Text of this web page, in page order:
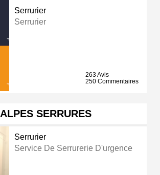
Serrurier
Serrurier
263 Avis
250 Commentaires
ALPES SERRURES
Serrurier
Service De Serrurerie D'urgence